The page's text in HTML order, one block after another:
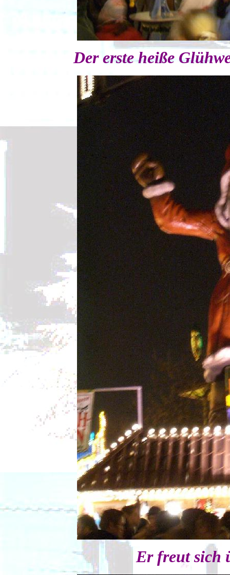
Der erste heiße
Er freut sich